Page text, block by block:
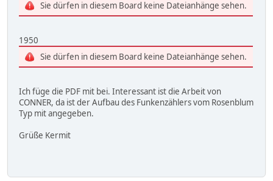
Sie dürfen in diesem Board keine Dateianhänge sehen.
1950
Sie dürfen in diesem Board keine Dateianhänge sehen.
Ich füge die PDF mit bei. Interessant ist die Arbeit von
CONNER, da ist der Aufbau des Funkenzählers vom Rosenblum
Typ mit angegeben.
Grüße Kermit